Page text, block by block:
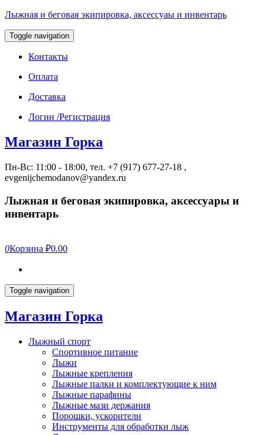
Лыжная и беговая экипировка, аксессуаы и инвентарь
Toggle navigation
Контакты
Оплата
Доставка
Логин /Регистрация
Магазин Горка
Пн-Вс: 11:00 - 18:00, тел. +7 (917) 677-27-18 ,
evgenijchemodanov@yandex.ru
Лыжная и беговая экипировка, аксессуары и
инвентарь
0Корзина ₽0.00
Toggle navigation
Магазин Горка
Лыжный спорт
Спортивное питание
Лыжи
Лыжные крепления
Лыжные палки и комплектующие к ним
Лыжные парафины
Лыжные мази держания
Порошки, ускорители
Инструменты для обработки лыж